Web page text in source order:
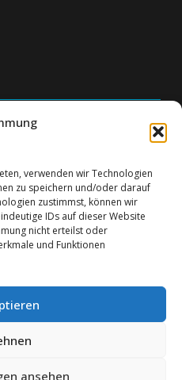
verwenden wir Technologien
zu speichern und/oder darauf
zustimmst, können wir
IDs auf dieser Website
nicht erteilst oder
und Funktionen
ansehen